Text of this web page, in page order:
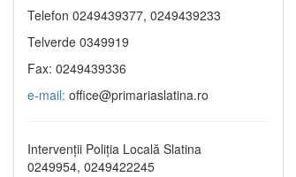
Telefon 0249439377, 0249439233
Telverde 0349919
Fax: 0249439336
e-mail: office@primariaslatina.ro
Intervenții Poliția Locală Slatina
0249954, 0249422245